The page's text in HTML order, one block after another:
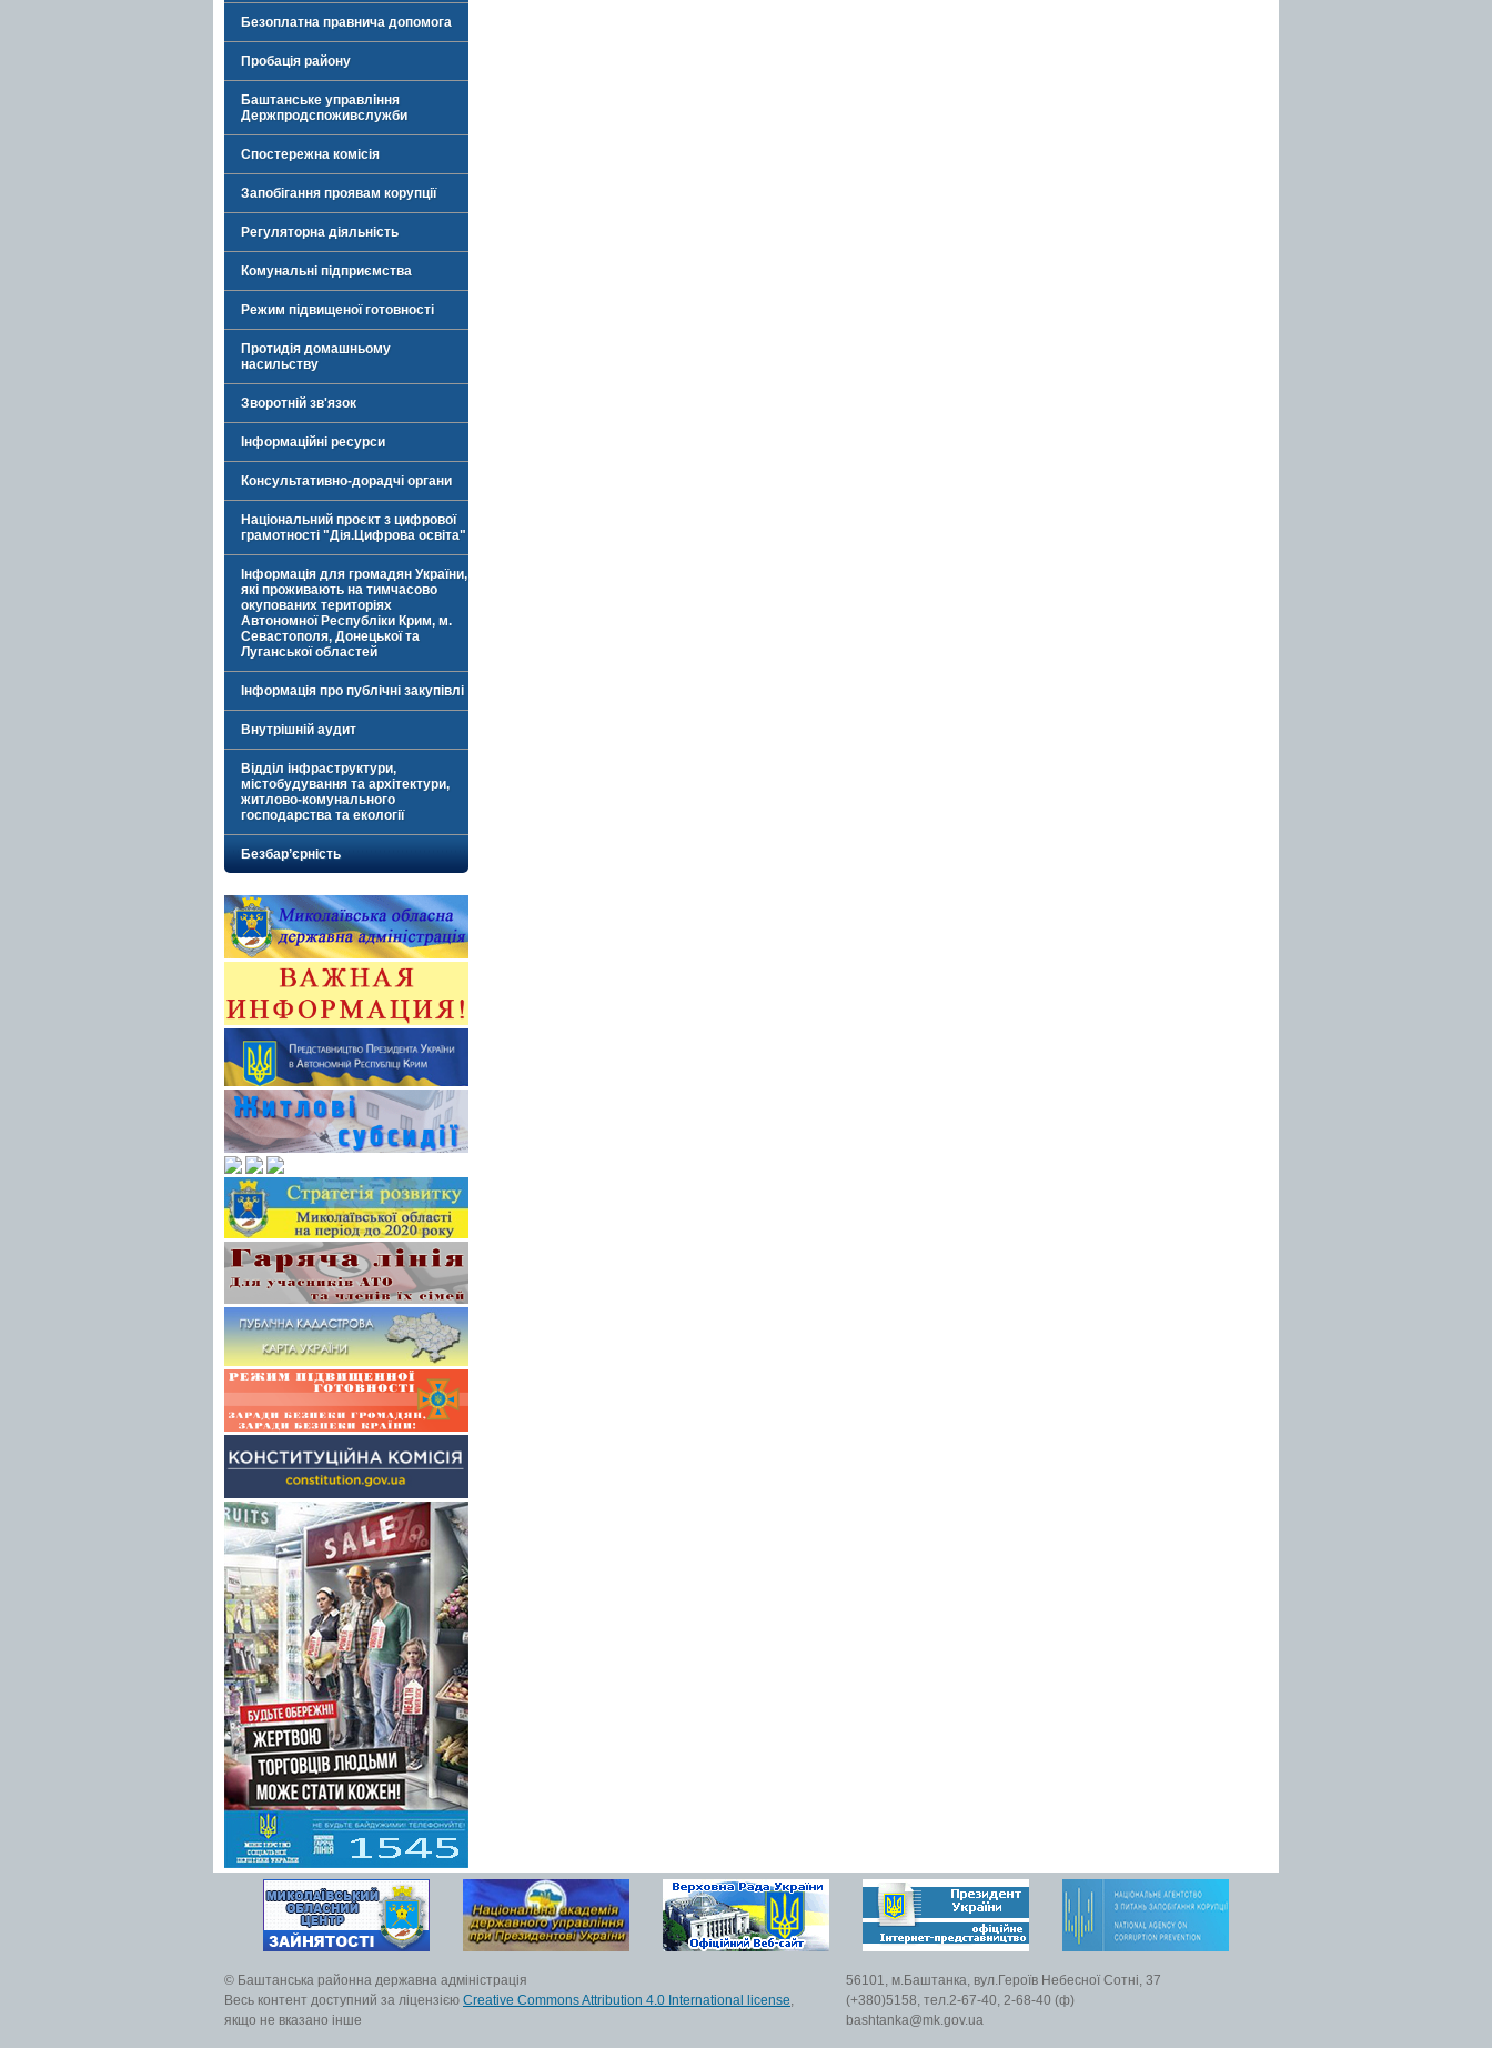
Безоплатна правнича допомога
Пробація району
Баштанське управління
Держпродспоживслужби
Спостережна комісія
Запобігання проявам корупції
Регуляторна діяльність
Комунальні підприємства
Режим підвищеної готовності
Протидія домашньому
насильству
Зворотній зв'язок
Інформаційні ресурси
Консультативно-дорадчі органи
Національний проєкт з цифрової
грамотності "Дія.Цифрова освіта"
Інформація для громадян України,
які проживають на тимчасово
окупованих територіях
Автономної Республіки Крим, м.
Севастополя, Донецької та
Луганської областей
Інформація про публічні закупівлі
Внутрішній аудит
Відділ інфраструктури,
містобудування та архітектури,
житлово-комунального
господарства та екології
Безбар’єрність
© Баштанська районна державна адміністрація
Весь контент доступний за ліцензією Creative Commons Attribution 4.0 International license,
якщо не вказано інше
56101, м.Баштанка, вул.Героїв Небесної Сотні, 37
(+380)5158, тел.2-67-40, 2-68-40 (ф)
bashtanka@mk.gov.ua